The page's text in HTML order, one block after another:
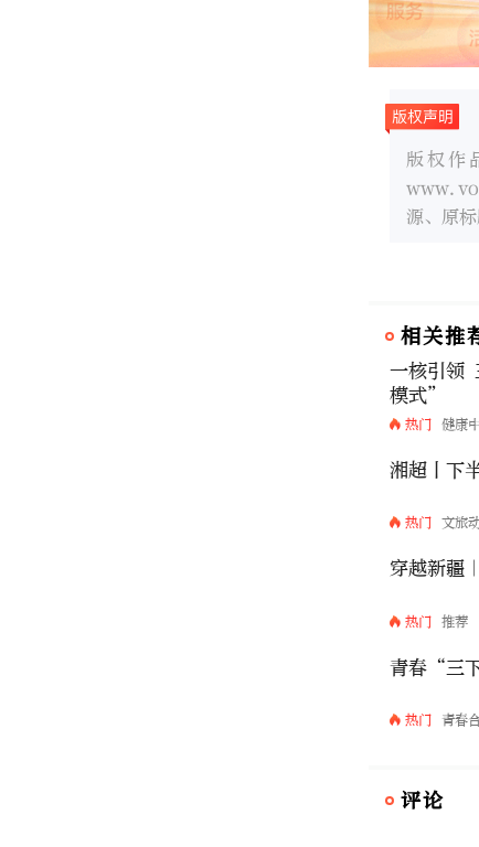
版权作
源、原
相关推
一核引领
模式”
热门 健康
湘超丨下
热门 文旅
穿越新疆
热门 推荐
青春“三
热门 青春
评论